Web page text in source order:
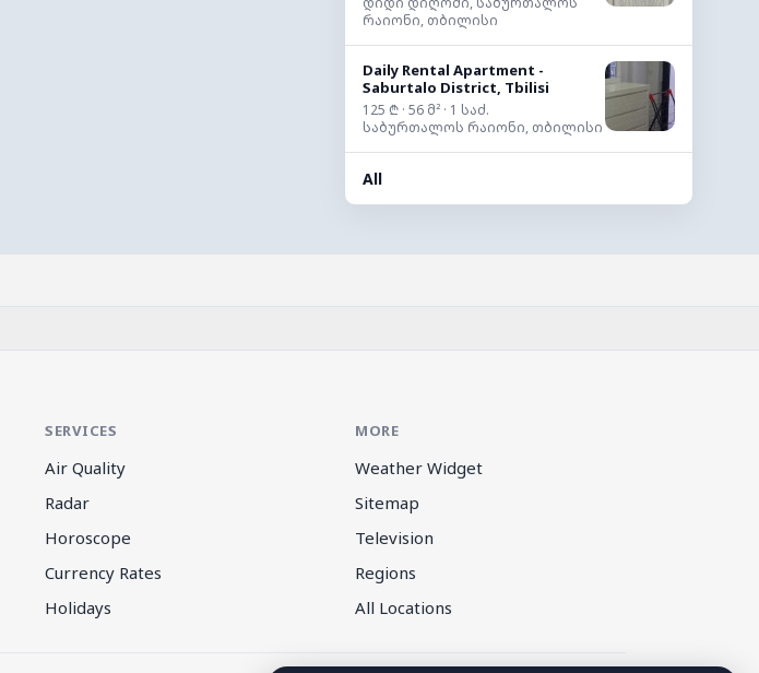
რაიონი, თბილისი
Daily Rental Apartment -
Saburtalo District, Tbilisi
125 ₾ · 56 მ² · 1 საძ.
საბურთალოს რაიონი, თბილისი
All
SERVICES
Air Quality
Radar
Horoscope
Currency Rates
Holidays
MORE
Weather Widget
Sitemap
Television
Regions
All Locations